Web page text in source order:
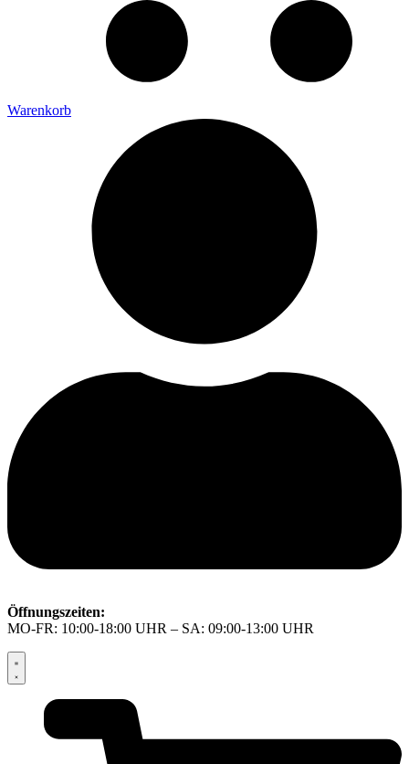
Warenkorb
Öffnungszeiten:
MO-FR: 10:00-18:00 UHR – SA: 09:00-13:00 UHR